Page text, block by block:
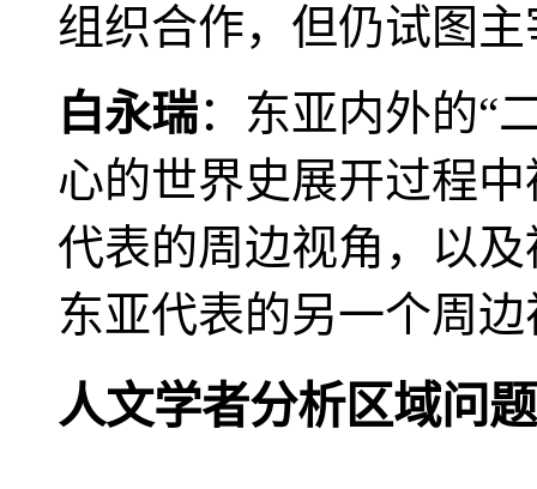
组织合作，但仍试图
白永瑞：东亚内外的“
心的世界史展开过程
代表的周边视角，以
东亚代表的另一个周
人文学者分析区域问题